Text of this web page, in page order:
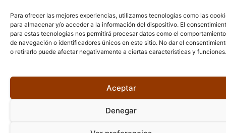
Para ofrecer las mejores experiencias, utilizamos tecnologías como las
para almacenar y/o acceder a la información del dispositivo. El
para estas tecnologías nos permitirá procesar datos como el comportamiento
de navegación o identificadores únicos en este sitio. No dar el
o retirarlo puede afectar negativamente a ciertas características y funciones.
Aceptar
Denegar